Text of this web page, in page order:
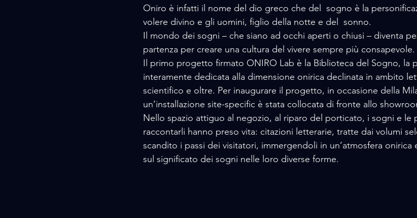
Oniro è infatti il nome del dio greco che del  sogno è la
volere divino e gli uomini, figlio della notte e del  sonno.
Il mondo dei sogni – che siano ad occhi aperti o chiusi – diventa
partenza per creare una cultura del vivere sempre più consapevole.
Il primo progetto firmato ONIRO Lab è la Biblioteca del Sogno, la
interamente dedicata alla dimensione onirica declinata in ambito
scientifico e oltre. Per inaugurare il progetto, in occasione della
un’installazione site-specific è stata collocata di fronte allo
Nello spazio attiguo al negozio, al riparo del porticato, i sogni e le
raccontarli hanno preso vita: citazioni letterarie, tratte dai volumi
scandito i passi dei visitatori, immergendoli in un’atmosfera onirica
sul significato dei sogni nelle loro diverse forme.